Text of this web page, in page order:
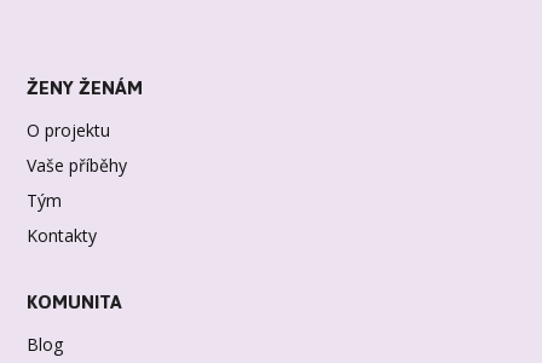
ŽENY ŽENÁM
O projektu
Vaše příběhy
Tým
Kontakty
KOMUNITA
Blog